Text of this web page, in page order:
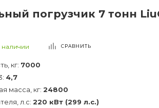
погрузчик 7 тонн
наличии СРАВНИТЬ
кг: 7000
4,7
масса, кг: 24800
л.с: 220 кВт (299 л.с.)